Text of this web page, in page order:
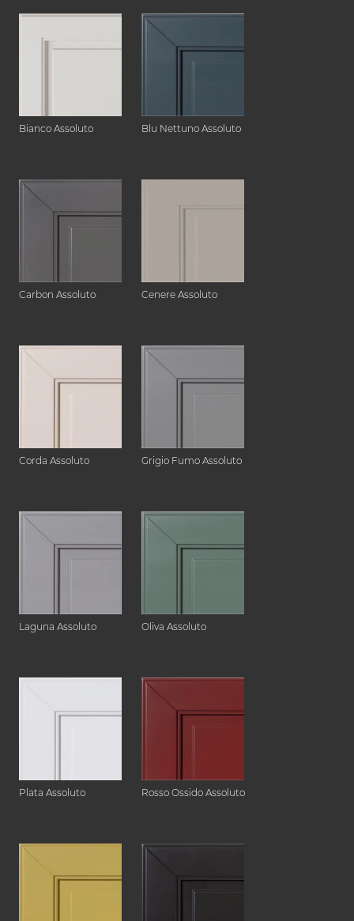
Bianco Assoluto Blu Nettuno Assoluto
Carbon Assoluto Cenere Assoluto
Corda Assoluto Grigio Fumo Assoluto
Laguna Assoluto Oliva Assoluto
Plata Assoluto Rosso Ossido Assoluto